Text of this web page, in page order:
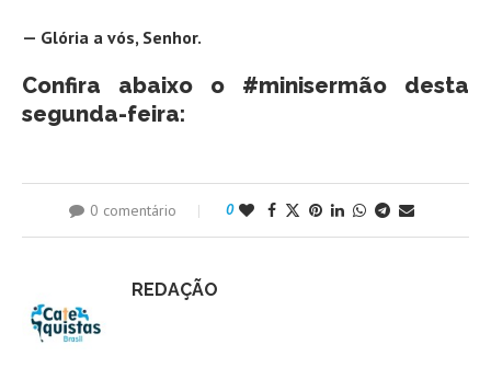
— Glória a vós, Senhor.
Confira abaixo o #minisermão desta
segunda-feira:
0 comentário 0
REDAÇÃO